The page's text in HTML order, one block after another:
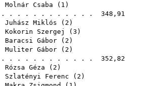
Molnár Csaba ( 1 )
. . . . . . . . . . . . 348,91
Juhász Miklós ( 2 )
Kokorin Szergej
( 3 )
Baracsi Gábor ( 2 )
Muliter Gábor ( 2 )
. . . . . . . . . . . . 352,82
Rózsa Géza ( 2 )
Szlatényi Ferenc ( 2 )